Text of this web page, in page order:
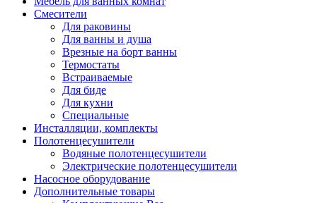
Смесители
Для раковины
Для ванны и душа
Врезные на борт ванны
Термостаты
Встраиваемые
Для биде
Для кухни
Специальные
Инсталляции, комплекты
Полотенцесушители
Водяные полотенцесушители
Электрические полотенцесушители
Насосное оборудование
Дополнительные товары